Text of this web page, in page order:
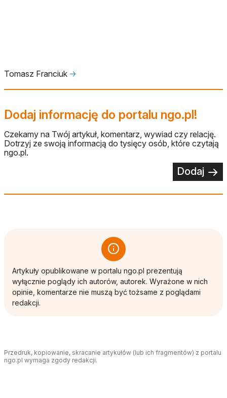
Tomasz Franciuk 🡢
Dodaj informację do portalu ngo.pl!
Czekamy na Twój artykuł, komentarz, wywiad czy relację.
Dotrzyj ze swoją informacją do tysięcy osób, które czytają
ngo.pl.
Dodaj
Artykuły opublikowane w portalu ngo.pl prezentują
wyłącznie poglądy ich autorów, autorek. Wyrażone w nich
opinie, komentarze nie muszą być tożsame z poglądami
redakcji.
Przedruk, kopiowanie, skracanie artykułów (lub ich fragmentów) z portalu
ngo.pl wymaga zgody redakcji.